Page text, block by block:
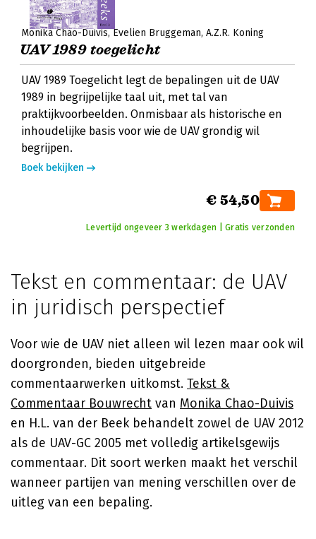
Monika Chao-Duivis Evelien Bruggeman A.Z.R. Koning
UAV 1989 toegelicht
UAV 1989 Toegelicht legt de bepalingen uit de UAV
1989 in begrijpelijke taal uit, met tal van
praktijkvoorbeelden. Onmisbaar als historische en
inhoudelijke basis voor wie de UAV grondig wil
begrijpen.
Boek bekijken
€ 54,50
Levertijd ongeveer 3 werkdagen | Gratis verzonden
Tekst en commentaar: de UAV
in juridisch perspectief
Voor wie de UAV niet alleen wil lezen maar ook wil
doorgronden, bieden uitgebreide
commentaarwerken uitkomst. Tekst &
Commentaar Bouwrecht van Monika Chao-Duivis
en H.L. van der Beek behandelt zowel de UAV 2012
als de UAV-GC 2005 met volledig artikelsgewijs
commentaar. Dit soort werken maakt het verschil
wanneer partijen van mening verschillen over de
uitleg van een bepaling.